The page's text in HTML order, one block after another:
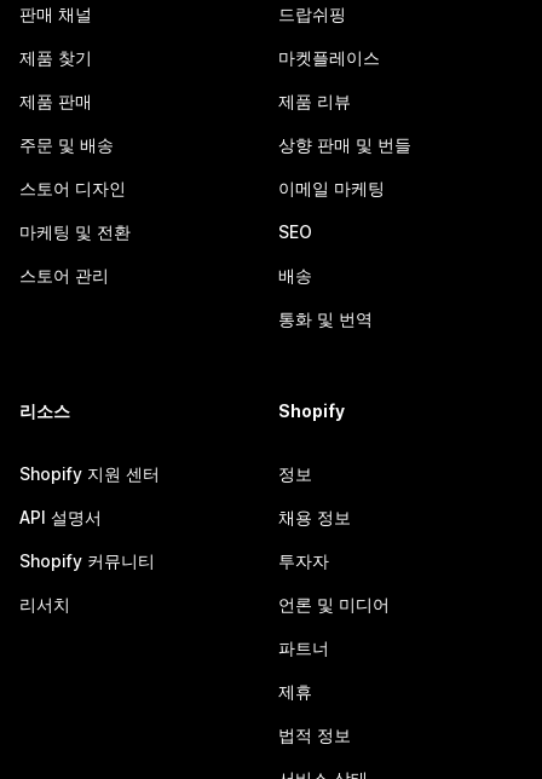
판매 채널
제품 찾기
제품 판매
주문 및 배송
스토어 디자인
마케팅 및 전환
스토어 관리
드랍쉬핑
마켓플레이스
제품 리뷰
상향 판매 및 번들
이메일 마케팅
SEO
배송
통화 및 번역
리소스
Shopify 지원 센터
API 설명서
Shopify 커뮤니티
리서치
Shopify
정보
채용 정보
투자자
언론 및 미디어
파트너
제휴
법적 정보